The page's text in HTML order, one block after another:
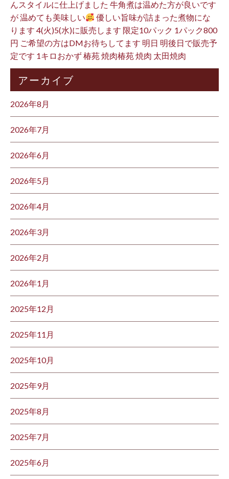
んスタイルに仕上げました 牛角煮は温めた方が良いです
が 温めても美味しい
優しい旨味が詰まった煮物にな
ります 4(火)5(水)に販売します 限定10パック 1パック800
円 ご希望の方はDMお待ちしてます 明日 明後日で販売予
定です 1キロおかず 椿苑 焼肉椿苑 焼肉 太田焼肉
アーカイブ
2026年8月
2026年7月
2026年6月
2026年5月
2026年4月
2026年3月
2026年2月
2026年1月
2025年12月
2025年11月
2025年10月
2025年9月
2025年8月
2025年7月
2025年6月